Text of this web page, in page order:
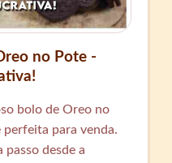
no Pote -
bolo de Oreo no
para venda.
passo desde a